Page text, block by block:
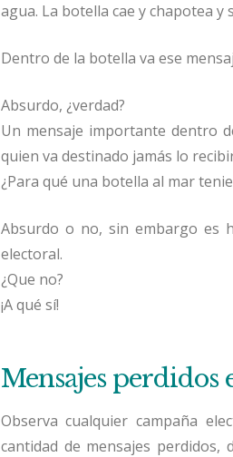
agua. La botella cae y chapotea
Dentro de la botella va ese
Absurdo, ¿verdad?
Un mensaje importante dentro
quien va destinado jamás lo
¿Para qué una botella al mar
Absurdo o no, sin embargo es
electoral.
¿Que no?
¡A qué sí!
Mensajes perdidos
Observa cualquier campaña
cantidad de mensajes